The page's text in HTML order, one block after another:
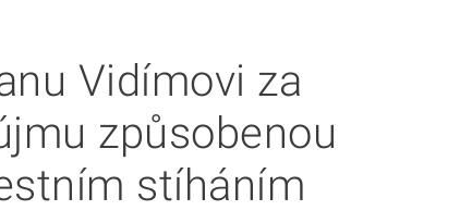
Vidímovi za
způsobenou
stíháním